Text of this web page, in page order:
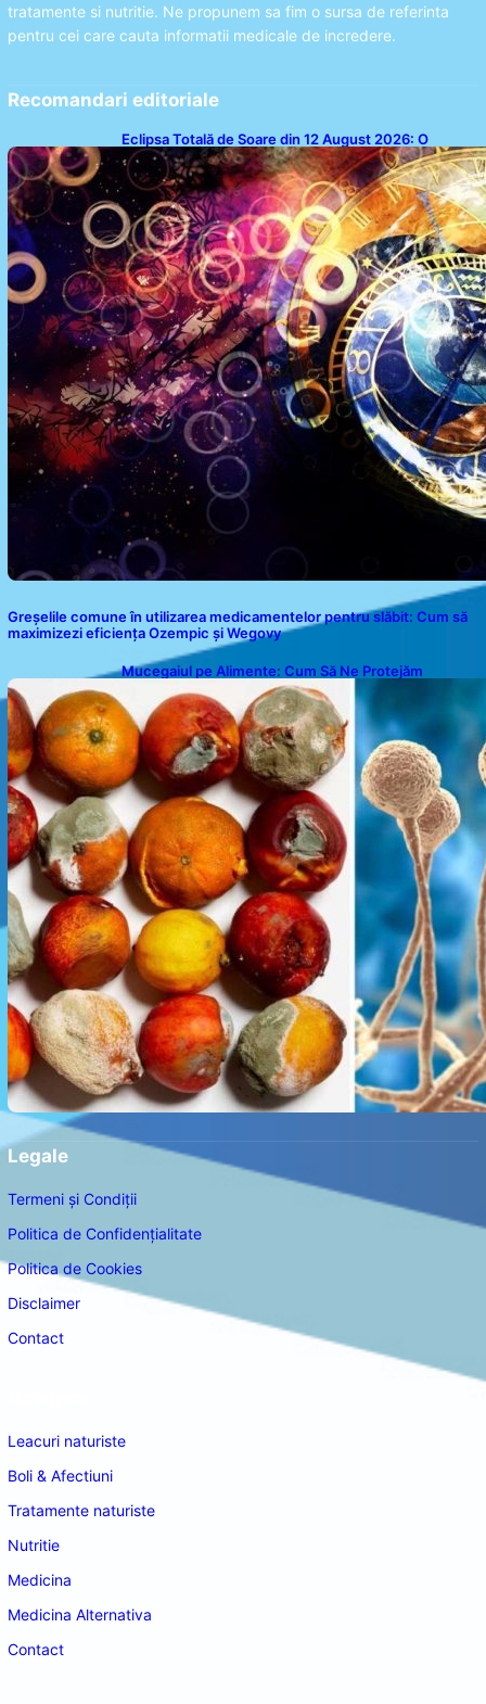
tratamente si nutritie. Ne propunem sa fim o sursa de referinta
pentru cei care cauta informatii medicale de incredere.
Recomandari editoriale
Eclipsa Totală de Soare din 12 August 2026: O
Analiză a Impactului asupra Trei Zodii și a Ciclului de
18 Ani
Greșelile comune în utilizarea medicamentelor pentru slăbit: Cum să
maximizezi eficiența Ozempic și Wegovy
Mucegaiul pe Alimente: Cum Să Ne Protejăm
Legale
Termeni și Condiții
Politica de Confidențialitate
Politica de Cookies
Disclaimer
Contact
Leacuri naturiste
Boli & Afectiuni
Tratamente naturiste
Nutritie
Medicina
Medicina Alternativa
Contact